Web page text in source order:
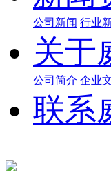
公司新闻 行业
关于
公司简介 企业
联系